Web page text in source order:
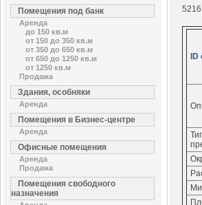
Помещения под банк
Аренда
до 150 кв.м
от 150 до 350 кв.м
от 350 до 650 кв.м
от 650 до 1250 кв.м
от 1250 кв.м
Продажа
Здания, особняки
Аренда
Помещения в Бизнес-центре
Аренда
Офисные помещения
Аренда
Продажа
Помещения свободного
назначения